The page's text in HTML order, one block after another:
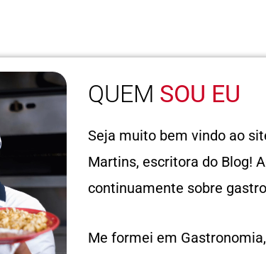
QUEM SOU EU
Seja muito bem vindo ao
Martins, escritora do Blog!
continuamente sobre
Me formei em